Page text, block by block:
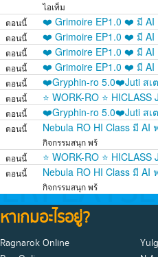
ไอเท็ม
ตอนนี้ ❤️ Grimoire EP1.0 ❤️ มี AI
ตอนนี้
❤️ Grimoire EP1.0 ❤️ มี AI
ตอนนี้
❤️ Grimoire EP1.0 ❤️ มี AI
ตอนนี้
❤️ Grimoire EP1.0 ❤️ มี AI
ตอนนี้
❤️Gryphin-ro 5.0❤️Juti สเ
ตอนนี้
⭐ WORK-RO ⭐
ตอนนี้
❤️Gryphin-ro 5.0❤️Juti สเ
ตอนนี้
Nebula RO HI Class มี AI
กิจกรรมสนุก พร้
ตอนนี้ ⭐ WORK-RO ⭐
ตอนนี้
Nebula RO HI Class มี AI
กิจกรรมสนุก พร้
หาเกมอะไรอยู่?
Ragnarok Online